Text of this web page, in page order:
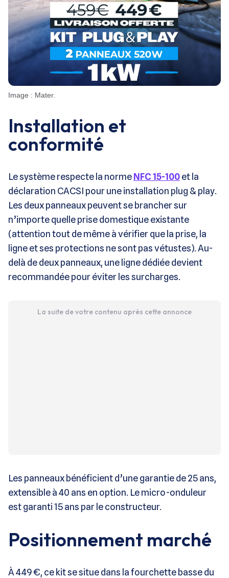
Image : Mater.
Installation et
conformité
Le système respecte la normeNFC 15-100et la
déclaration CACSI pour une installation plug & play.
Les deux panneaux peuvent se brancher sur
n’importe quelle prise domestique existante
(attention tout de même à vérifier que la prise, la
ligne et ses protections ne sont pas vétustes). Au-
delà de deux panneaux, une ligne dédiée devient
recommandée pour éviter les surcharges.
La suite de votre contenu après cette annonce
Les panneaux bénéficient d’une garantie de 25 ans,
extensible à 40 ans en option. Le micro-onduleur
est garanti 15 ans par le constructeur.
Positionnement marché
À 449 €, ce kit se situe dans la fourchette basse du